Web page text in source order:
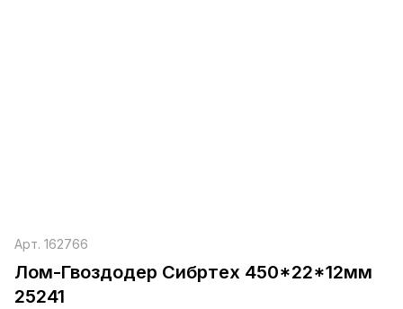
Арт. 162766
Лом-Гвоздодер Сибртех 450*22*12мм
25241